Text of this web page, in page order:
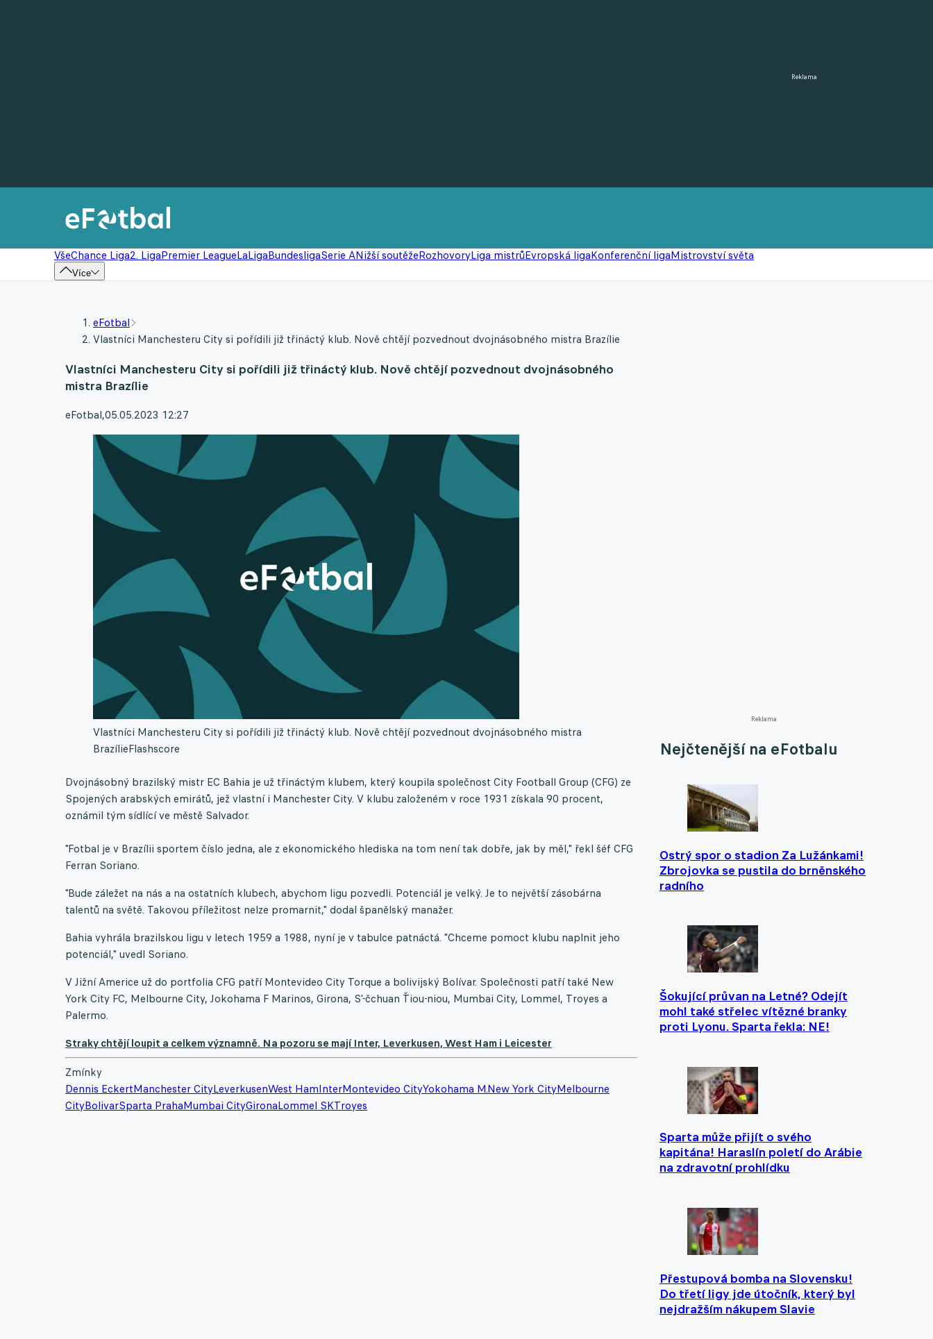
Reklama
VšeChance Liga2. LigaPremier LeagueLaLigaBundesligaSerie ANižší soutěžeRozhovoryLiga mistrůEvropská ligaKonferenční ligaMistrovství světa
Více
Reklama
Nejčtenější na eFotbalu
Ostrý spor o stadion Za Lužánkami!
Zbrojovka se pustila do brněnského
radního
Šokující průvan na Letné? Odejít
mohl také střelec vítězné branky
proti Lyonu. Sparta řekla: NE!
Sparta může přijít o svého
kapitána! Haraslín poletí do Arábie
na zdravotní prohlídku
Přestupová bomba na Slovensku!
Do třetí ligy jde útočník, který byl
nejdražším nákupem Slavie
eFotbal
Vlastníci Manchesteru City si pořídili již třináctý klub. Nově chtějí pozvednout dvojnásobného mistra Brazílie
Vlastníci Manchesteru City si pořídili již třináctý klub. Nově chtějí pozvednout dvojnásobného
mistra Brazílie
eFotbal,05.05.2023 12:27
Vlastníci Manchesteru City si pořídili již třináctý klub. Nově chtějí pozvednout dvojnásobného mistra
BrazílieFlashscore
Dvojnásobný brazilský mistr EC Bahia je už třináctým klubem, který koupila společnost City Football Group (CFG) ze
Spojených arabských emirátů, jež vlastní i Manchester City. V klubu založeném v roce 1931 získala 90 procent,
oznámil tým sídlící ve městě Salvador.
"Fotbal je v Brazílii sportem číslo jedna, ale z ekonomického hlediska na tom není tak dobře, jak by měl," řekl šéf CFG
Ferran Soriano.
"Bude záležet na nás a na ostatních klubech, abychom ligu pozvedli. Potenciál je velký. Je to největší zásobárna
talentů na světě. Takovou příležitost nelze promarnit," dodal španělský manažer.
Bahia vyhrála brazilskou ligu v letech 1959 a 1988, nyní je v tabulce patnáctá. "Chceme pomoct klubu naplnit jeho
potenciál," uvedl Soriano.
V Jižní Americe už do portfolia CFG patří Montevideo City Torque a bolivijský Bolívar. Společnosti patří také New
York City FC, Melbourne City, Jokohama F Marinos, Girona, S'-čchuan Ťiou-niou, Mumbai City, Lommel, Troyes a
Palermo.
Straky chtějí loupit a celkem významně. Na pozoru se mají Inter, Leverkusen, West Ham i Leicester
Zmínky
Dennis EckertManchester CityLeverkusenWest HamInterMontevideo CityYokohama M.New York CityMelbourne
CityBolivarSparta PrahaMumbai CityGironaLommel SKTroyes